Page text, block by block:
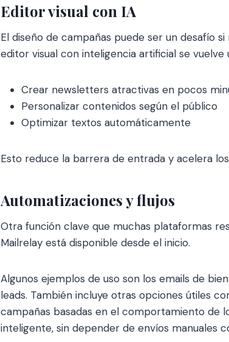
Editor visual con IA
El diseño de campañas puede ser un desafío
editor visual con inteligencia artificial se
Crear newsletters atractivas en pocos
Personalizar contenidos según el público
Optimizar textos automáticamente
Esto reduce la barrera de entrada y acelera
Automatizaciones y flujos
Otra función clave que muchas plataformas
Mailrelay está disponible desde el inicio.
Algunos ejemplos de uso son los emails de
leads. También incluye otras opciones útiles
campañas basadas en el comportamiento de
inteligente, sin depender de envíos manuales